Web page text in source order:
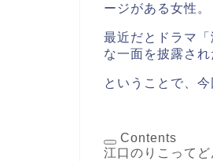
ージがある女性。
最近だとドラマ
な一面を披露さ
ということで、
Contents
江口のりこってど